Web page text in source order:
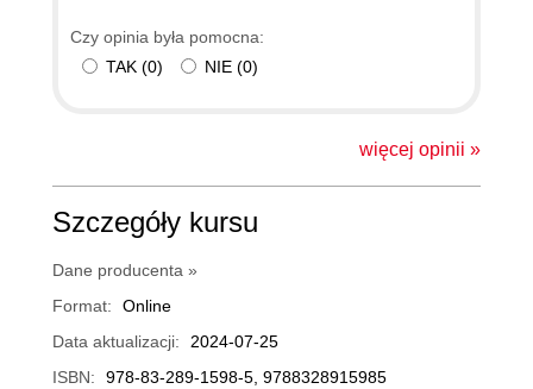
Czy opinia była pomocna:
TAK (0) NIE (0)
więcej opinii »
Szczegóły kursu
Dane producenta »
Format:
Online
Data aktualizacji:
2024-07-25
ISBN:
978-83-289-1598-5, 9788328915985